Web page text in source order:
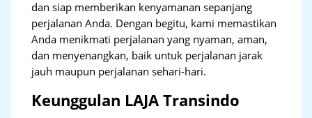
dan siap memberikan kenyamanan sepanjang
perjalanan Anda. Dengan begitu, kami memastikan
Anda menikmati perjalanan yang nyaman, aman,
dan menyenangkan, baik untuk perjalanan jarak
jauh maupun perjalanan sehari-hari.
Keunggulan LAJA Transindo